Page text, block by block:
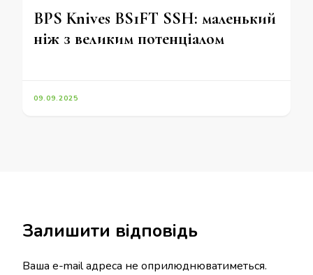
BPS Knives BS1FT SSH: маленький
ніж з великим потенціалом
09.09.2025
Залишити відповідь
Ваша e-mail адреса не оприлюднюватиметься.